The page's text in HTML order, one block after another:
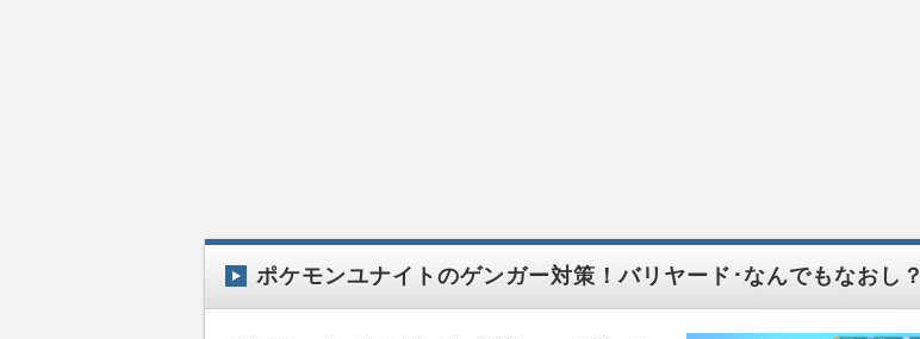
ポケモンユナイトのゲンガー対策！バリヤード･なんでもなおし？